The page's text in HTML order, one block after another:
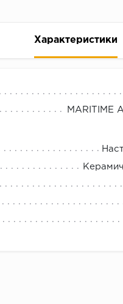
Характеристики
MARITIME